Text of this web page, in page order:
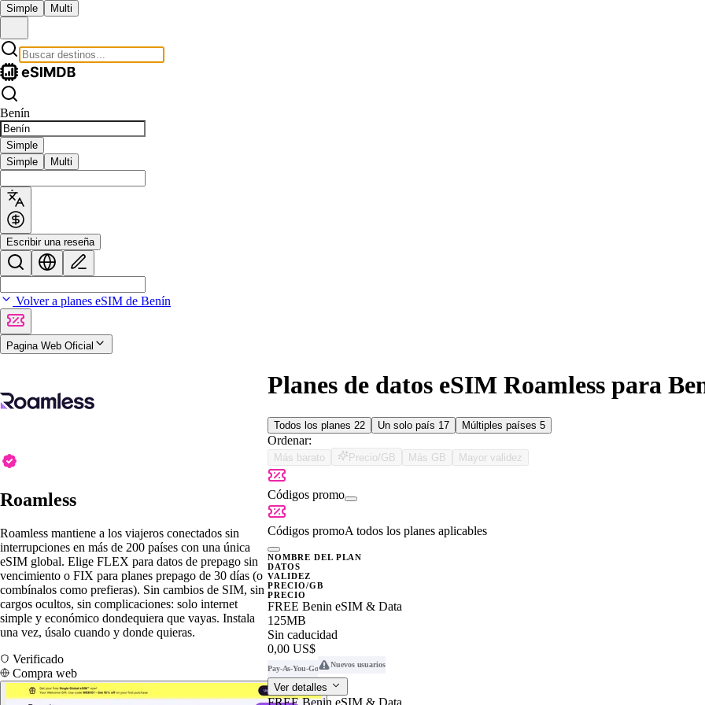
Simple Multi
Benín
Simple
Simple
Multi
Escribir una reseña
Volver a planes eSIM de Benín
Pagina Web Oficial
Roamless
Roamless mantiene a los viajeros conectados sin
interrupciones en más de 200 países con una única
eSIM global. Elige FLEX para datos de prepago sin
vencimiento o FIX para planes prepago de 30 días (o
combínalos como prefieras). Sin cambios de SIM, sin
cargos ocultos, sin complicaciones: solo internet
simple y económico dondequiera que vayas. Instala
una vez, úsalo cuando y donde quieras.
Verificado
Compra web
Planes de datos eSIM Roamless para
Todos los planes 22 Un solo país 17 Múltiples países 5
Ordenar:
Más barato Precio/GB Más GB Mayor validez
Códigos promo
Códigos promoA todos los planes aplicables
NOMBRE DEL PLAN
DATOS
VALIDEZ
PRECIO/GB
PRECIO
FREE Benin eSIM & Data
125MB
Sin caducidad
0,00 US$
Pay-As-You-Go Nuevos usuarios
Ver detalles
FREE Benin eSIM & Data